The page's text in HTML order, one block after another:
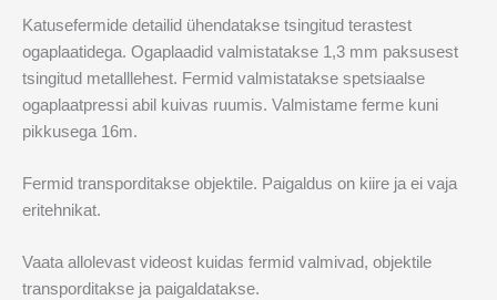
Katusefermide detailid ühendatakse tsingitud terastest
ogaplaatidega. Ogaplaadid valmistatakse 1,3 mm paksusest
tsingitud metalllehest. Fermid valmistatakse spetsiaalse
ogaplaatpressi abil kuivas ruumis. Valmistame ferme kuni
pikkusega 16m.
Fermid transporditakse objektile. Paigaldus on kiire ja ei vaja
eritehnikat.
Vaata allolevast videost kuidas fermid valmivad, objektile
transporditakse ja paigaldatakse.